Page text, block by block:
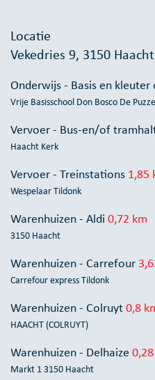
Locatie
Vekedries 9, 3150 Haacht
Onderwijs - Basis en
Vrije Basisschool Don Bosco De
Vervoer - Bus-en/of
Haacht Kerk
Vervoer - Treinstations 1,85
Wespelaar Tildonk
Warenhuizen - Aldi 0,72 km
3150 Haacht
Warenhuizen - Carrefour
Carrefour express Tildonk
Warenhuizen - Colruyt0,8
HAACHT (COLRUYT)
Warenhuizen - Delhaize
Markt 1 3150 Haacht